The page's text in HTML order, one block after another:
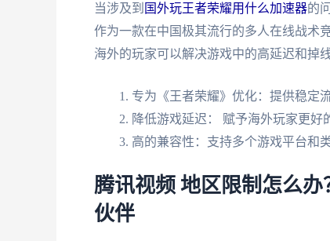
当涉及到 国外玩王者荣耀用什么加速器的
作为一款在中国极其流行的多人在线战术
海外的玩家可以解决游戏中的高延迟和掉
专为《王者荣耀》优化：提供稳定
降低游戏延迟： 赋予海外玩家更好
高的兼容性：支持多个游戏平台和类
腾讯视频 地区限制怎么
伙伴